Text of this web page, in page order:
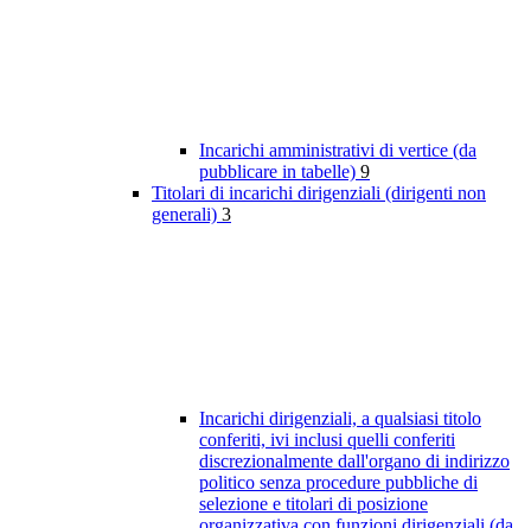
Incarichi amministrativi di vertice (da
pubblicare in tabelle) 9
Titolari di incarichi dirigenziali (dirigenti non
generali) 3
Incarichi dirigenziali, a qualsiasi titolo
conferiti, ivi inclusi quelli conferiti
discrezionalmente dall'organo di indirizzo
politico senza procedure pubbliche di
selezione e titolari di posizione